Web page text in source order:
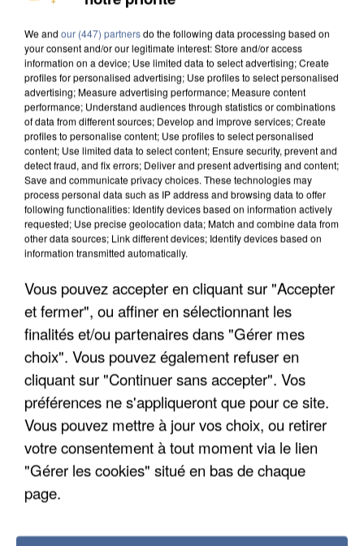
APRÈS TOUTES CES CANICULES, LES REFUGES
DE FAUNE SAUVAGE SONT...
We and our (447) partnersdo the following data processing based on
your consent and/or our legitimate interest: Store and/or access
information on a device; Use limited data to select advertising; Create
profiles for personalised advertising; Use profiles to select personalised
advertising; Measure advertising performance; Measure content
performance; Understand audiences through statistics or combinations
of data from different sources; Develop and improve services; Create
profiles to personalise content; Use profiles to select personalised
content; Use limited data to select content; Ensure security, prevent and
detect fraud, and fix errors; Deliver and present advertising and content;
Save and communicate privacy choices. These technologies may
process personal data such as IP address and browsing data to offer
following functionalities: Identify devices based on information actively
requested; Use precise geolocation data; Match and combine data from
other data sources; Link different devices; Identify devices based on
information transmitted automatically.
Vous pouvez accepter en cliquant sur "Accepter
et fermer", ou affiner en sélectionnant les
finalités et/ou partenaires dans "Gérer mes
choix". Vous pouvez également refuser en
cliquant sur "Continuer sans accepter". Vos
préférences ne s'appliqueront que pour ce site.
Vous pouvez mettre à jour vos choix, ou retirer
votre consentement à tout moment via le lien
"Gérer les cookies" situé en bas de chaque
page.